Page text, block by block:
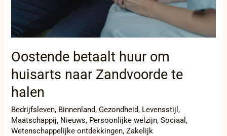
Oostende betaalt huur om
huisarts naar Zandvoorde te
halen
Bedrijfsleven, Binnenland,Gezondheid, Levensstijl,
Maatschappij, Nieuws, Persoonlijke welzijn,Sociaal,
Wetenschappelijke ontdekkingen,Zakelijk